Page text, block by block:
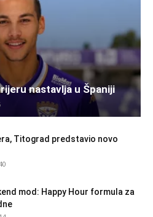
nastavlja u Španiji
Titograd predstavio novo
mod: Happy Hour formula za